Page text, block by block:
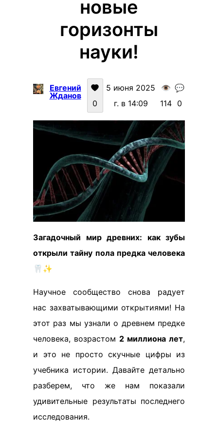
новые
горизонты
науки!
Евгений
Жданов
0
5 июня 2025
г. в 14:09
👁️
114
💬
0
Загадочный мир древних: как зубы
открыли тайну пола предка человека
🦷✨
Научное сообщество снова радует
нас захватывающими открытиями! На
этот раз мы узнали о древнем предке
человека, возрастом 2 миллиона лет,
и это не просто скучные цифры из
учебника истории. Давайте детально
разберем, что же нам показали
удивительные результаты последнего
исследования.